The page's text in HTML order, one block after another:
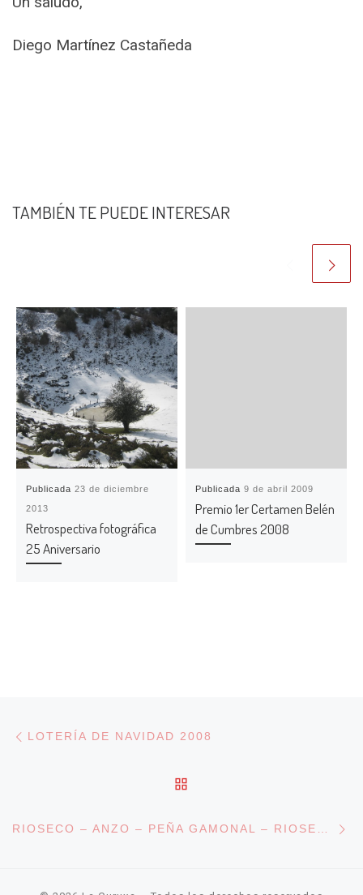
Diego Martínez Castañeda
TAMBIÉN TE PUEDE INTERESAR
Publicada23 de diciembre
2013
Retrospectiva fotográfica
25 Aniversario
Publicada9 de abril 2009
Premio 1er Certamen Belén
de Cumbres 2008
Navegación de entradas
LOTERÍA DE NAVIDAD 2008